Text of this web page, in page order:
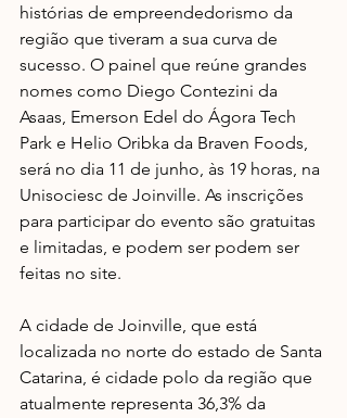
histórias de empreendedorismo da
região que tiveram a sua curva de
sucesso. O painel que reúne grandes
nomes como Diego Contezini da
Asaas, Emerson Edel do Ágora Tech
Park e Helio Oribka da Braven Foods,
será no dia 11 de junho, às 19 horas, na
Unisociesc de Joinville. As inscrições
para participar do evento são gratuitas
e limitadas, e podem ser podem ser
feitas no site.
A cidade de Joinville, que está
localizada no norte do estado de Santa
Catarina, é cidade polo da região que
atualmente representa 36,3% da